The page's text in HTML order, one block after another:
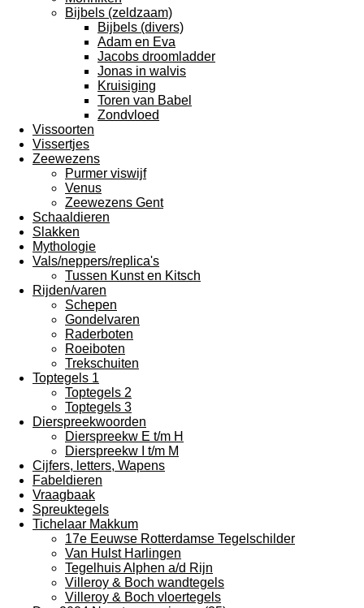
Bijbels (zeldzaam)
Bijbels (divers)
Adam en Eva
Jacobs droomladder
Jonas in walvis
Kruisiging
Toren van Babel
Zondvloed
Vissoorten
Vissertjes
Zeewezens
Purmer viswijf
Venus
Zeewezens Gent
Schaaldieren
Slakken
Mythologie
Vals/neppers/replica's
Tussen Kunst en Kitsch
Rijden/varen
Schepen
Gondelvaren
Raderboten
Roeiboten
Trekschuiten
Toptegels 1
Toptegels 2
Toptegels 3
Dierspreekwoorden
Dierspreekw E t/m H
Dierspreekw I t/m M
Cijfers, letters, Wapens
Fabeldieren
Vraagbaak
Spreuktegels
Tichelaar Makkum
17e Eeuwse Rotterdamse Tegelschilder
Van Hulst Harlingen
Tegelhuis Alphen a/d Rijn
Villeroy & Boch wandtegels
Villeroy & Boch vloertegels